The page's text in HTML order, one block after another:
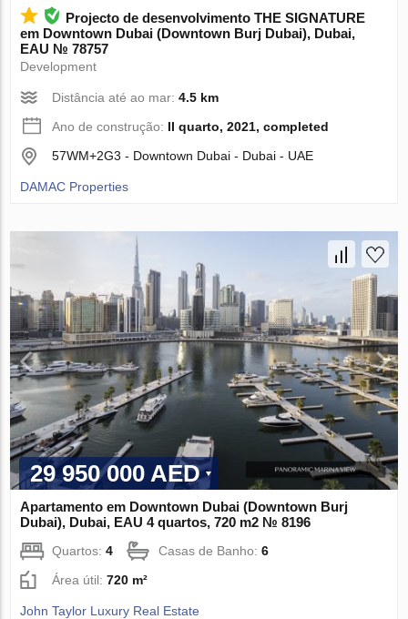
Projecto de desenvolvimento THE SIGNATURE
em Downtown Dubai (Downtown Burj Dubai), Dubai,
EAU № 78757
Development
Distância até ao mar:4.5 km
Ano de construção: II quarto, 2021, completed
57WM+2G3 - Downtown Dubai - Dubai - UAE
DAMAC Properties
29 950 000 AED
Apartamento em Downtown Dubai (Downtown Burj
Dubai), Dubai, EAU 4 quartos, 720 m2 № 8196
Quartos:4 Casas de Banho:6
Área útil:720 m²
John Taylor Luxury Real Estate